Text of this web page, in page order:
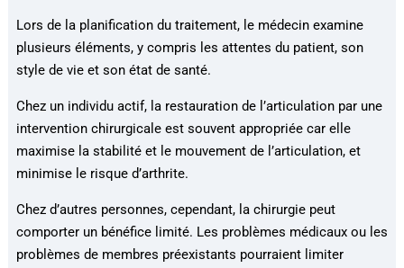
Lors de la planification du traitement, le médecin examine
plusieurs éléments, y compris les attentes du patient, son
style de vie et son état de santé.
Chez un individu actif, la restauration de l’articulation par une
intervention chirurgicale est souvent appropriée car elle
maximise la stabilité et le mouvement de l’articulation, et
minimise le risque d’arthrite.
Chez d’autres personnes, cependant, la chirurgie peut
comporter un bénéfice limité. Les problèmes médicaux ou les
problèmes de membres préexistants pourraient limiter